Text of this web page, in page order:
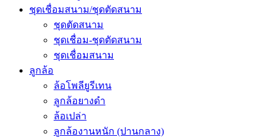
ชุดเชื่อมสนาม/ชุดตัดสนาม
ชุดตัดสนาม
ชุดเชื่อม-ชุดตัดสนาม
ชุดเชื่อมสนาม
ลูกล้อ
ล้อโพลียูรีเทน
ลูกล้อยางดำ
ล้อเปล่า
ลูกล้องานหนัก (ปานกลาง)